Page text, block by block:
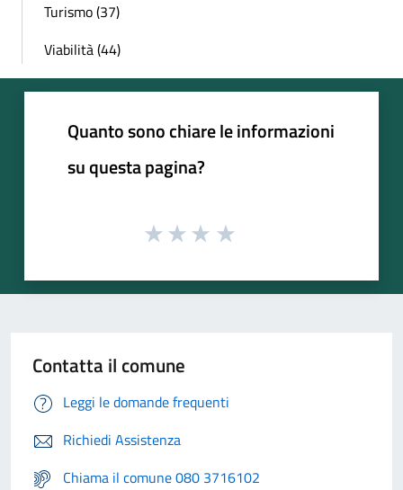
Turismo (37)
Viabilità (44)
Quanto sono chiare le informazioni
su questa pagina?
Contatta il comune
Leggi le domande frequenti
Richiedi Assistenza
Chiama il comune 080 3716102